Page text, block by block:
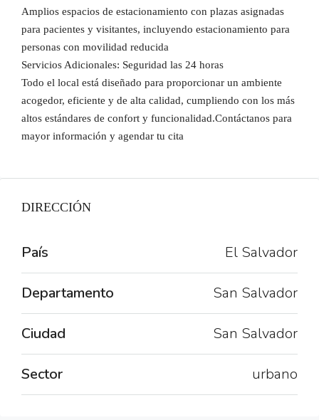
Amplios espacios de estacionamiento con plazas asignadas
para pacientes y visitantes, incluyendo estacionamiento para
personas con movilidad reducida
Servicios Adicionales: Seguridad las 24 horas
Todo el local está diseñado para proporcionar un ambiente
acogedor, eficiente y de alta calidad, cumpliendo con los más
altos estándares de confort y funcionalidad.Contáctanos para
mayor información y agendar tu cita
DIRECCIÓN
País El Salvador
Departamento San Salvador
Ciudad San Salvador
Sector urbano